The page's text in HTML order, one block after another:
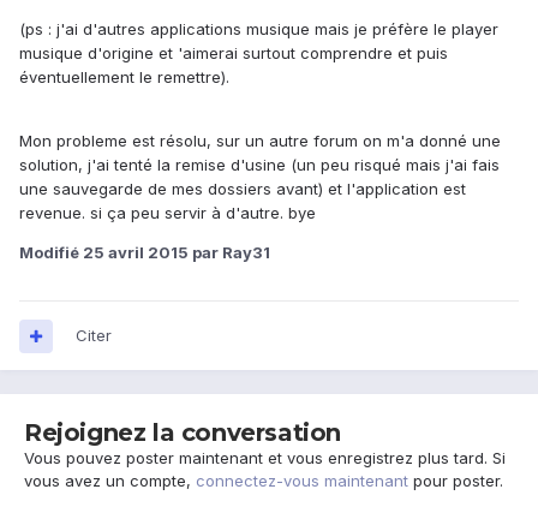
(ps : j'ai d'autres applications musique mais je préfère le player
musique d'origine et 'aimerai surtout comprendre et puis
éventuellement le remettre).
Mon probleme est résolu, sur un autre forum on m'a donné une
solution, j'ai tenté la remise d'usine (un peu risqué mais j'ai fais
une sauvegarde de mes dossiers avant) et l'application est
revenue. si ça peu servir à d'autre. bye
Modifié 25 avril 2015 par Ray31
Citer
Rejoignez la conversation
Vous pouvez poster maintenant et vous enregistrez plus tard. Si
vous avez un compte, connectez-vous maintenant pour poster.